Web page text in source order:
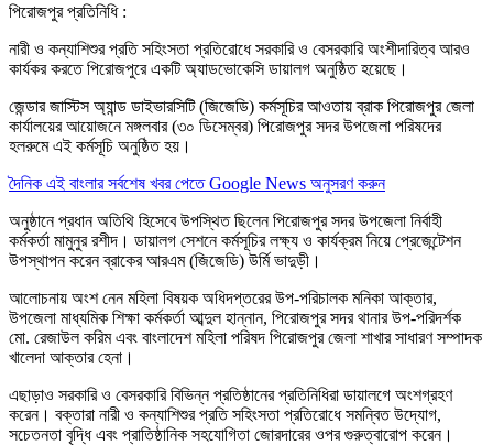
পিরোজপুর প্রতিনিধি :
নারী ও কন্যাশিশুর প্রতি সহিংসতা প্রতিরোধে সরকারি ও বেসরকারি অংশীদারিত্ব আরও
কার্যকর করতে পিরোজপুরে একটি অ্যাডভোকেসি ডায়ালগ অনুষ্ঠিত হয়েছে।
জেন্ডার জাস্টিস অ্যান্ড ডাইভারসিটি (জিজেডি) কর্মসূচির আওতায় ব্রাক পিরোজপুর জেলা
কার্যালয়ের আয়োজনে মঙ্গলবার (৩০ ডিসেম্বর) পিরোজপুর সদর উপজেলা পরিষদের
হলরুমে এই কর্মসূচি অনুষ্ঠিত হয়।
দৈনিক এই বাংলার সর্বশেষ খবর পেতে Google News অনুসরণ করুন
অনুষ্ঠানে প্রধান অতিথি হিসেবে উপস্থিত ছিলেন পিরোজপুর সদর উপজেলা নির্বাহী
কর্মকর্তা মামুনুর রশীদ। ডায়ালগ সেশনে কর্মসূচির লক্ষ্য ও কার্যক্রম নিয়ে প্রেজেন্টেশন
উপস্থাপন করেন ব্রাকের আরএম (জিজেডি) উর্মি ভাদুড়ী।
আলোচনায় অংশ নেন মহিলা বিষয়ক অধিদপ্তরের উপ-পরিচালক মনিকা আক্তার,
উপজেলা মাধ্যমিক শিক্ষা কর্মকর্তা আব্দুল হান্নান, পিরোজপুর সদর থানার উপ-পরিদর্শক
মো. রেজাউল করিম এবং বাংলাদেশ মহিলা পরিষদ পিরোজপুর জেলা শাখার সাধারণ সম্পাদক
খালেদা আক্তার হেনা।
এছাড়াও সরকারি ও বেসরকারি বিভিন্ন প্রতিষ্ঠানের প্রতিনিধিরা ডায়ালগে অংশগ্রহণ
করেন। বক্তারা নারী ও কন্যাশিশুর প্রতি সহিংসতা প্রতিরোধে সমন্বিত উদ্যোগ,
সচেতনতা বৃদ্ধি এবং প্রাতিষ্ঠানিক সহযোগিতা জোরদারের ওপর গুরুত্বারোপ করেন।